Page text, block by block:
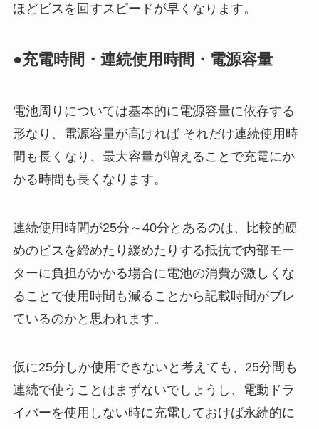
ほどビスを回すスピードが早くなります。
●充電時間・連続使用時間・電源容量
電池周りについては基本的に電源容量に依存する
形なり、電源容量が高ければ それだけ連続使用時
間も長くなり、最大容量が増えることで充電にか
かる時間も長くなります。
連続使用時間が25分～40分とあるのは、比較的硬
めのビスを締めたり緩めたりする抵抗で内部モー
ターに負担がかかる場合に電池の消費が激しくな
ることで使用時間も減ることから記載時間がブレ
ているのかと思われます。
仮に25分しか使用できないと考えても、25分間も
連続で使うことはまずないでしょうし、電動ドラ
イバーを使用しない時に充電しておけば永続的に